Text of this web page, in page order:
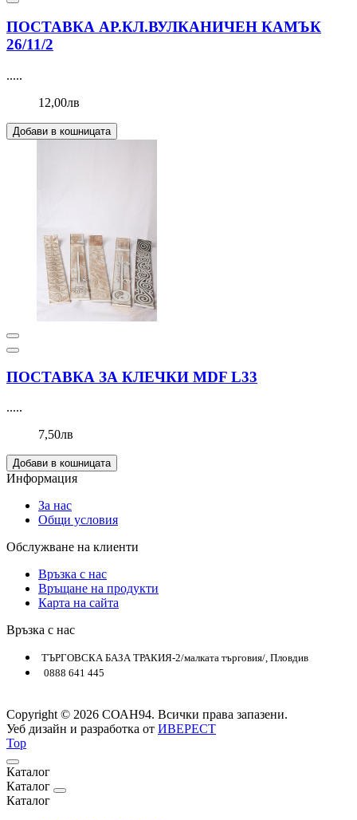
ПОСТАВКА АР.КЛ.ВУЛКАНИЧЕН КАМЪК
26/11/2
.....
12,00лв
Добави в кошницата
ПОСТАВКА ЗА КЛЕЧКИ MDF L33
.....
7,50лв
Добави в кошницата
Информация
За нас
Общи условия
Обслужване на клиенти
Връзка с нас
Връщане на продукти
Карта на сайта
Връзка с нас
ТЪРГОВСКА БАЗА ТРАКИЯ-2/малката търговия/, Пловдив
0888 641 445
Copyright © 2026 СОАН94. Всички права запазени.
Уеб дизайн и разработка от ИВЕРЕСТ
Top
Каталог
Каталог
Каталог